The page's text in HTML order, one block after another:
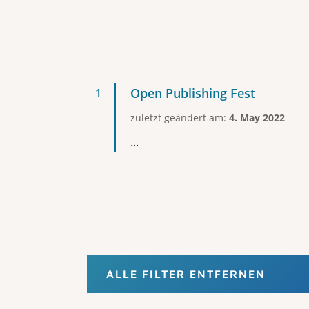
Open Publishing Fest
zuletzt geändert am: 4. May 2022
...
ALLE FILTER ENTFERNEN